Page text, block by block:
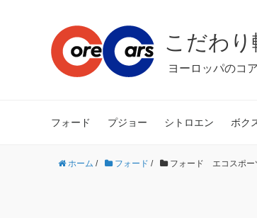
こだわ
ヨーロッパのコ
フォード プジョー シトロエン ボク
ホーム / フォード / フォード エコスポー